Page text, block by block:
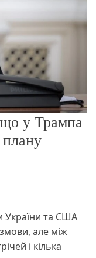
у Трампа
плану
України та США
але між
і кілька